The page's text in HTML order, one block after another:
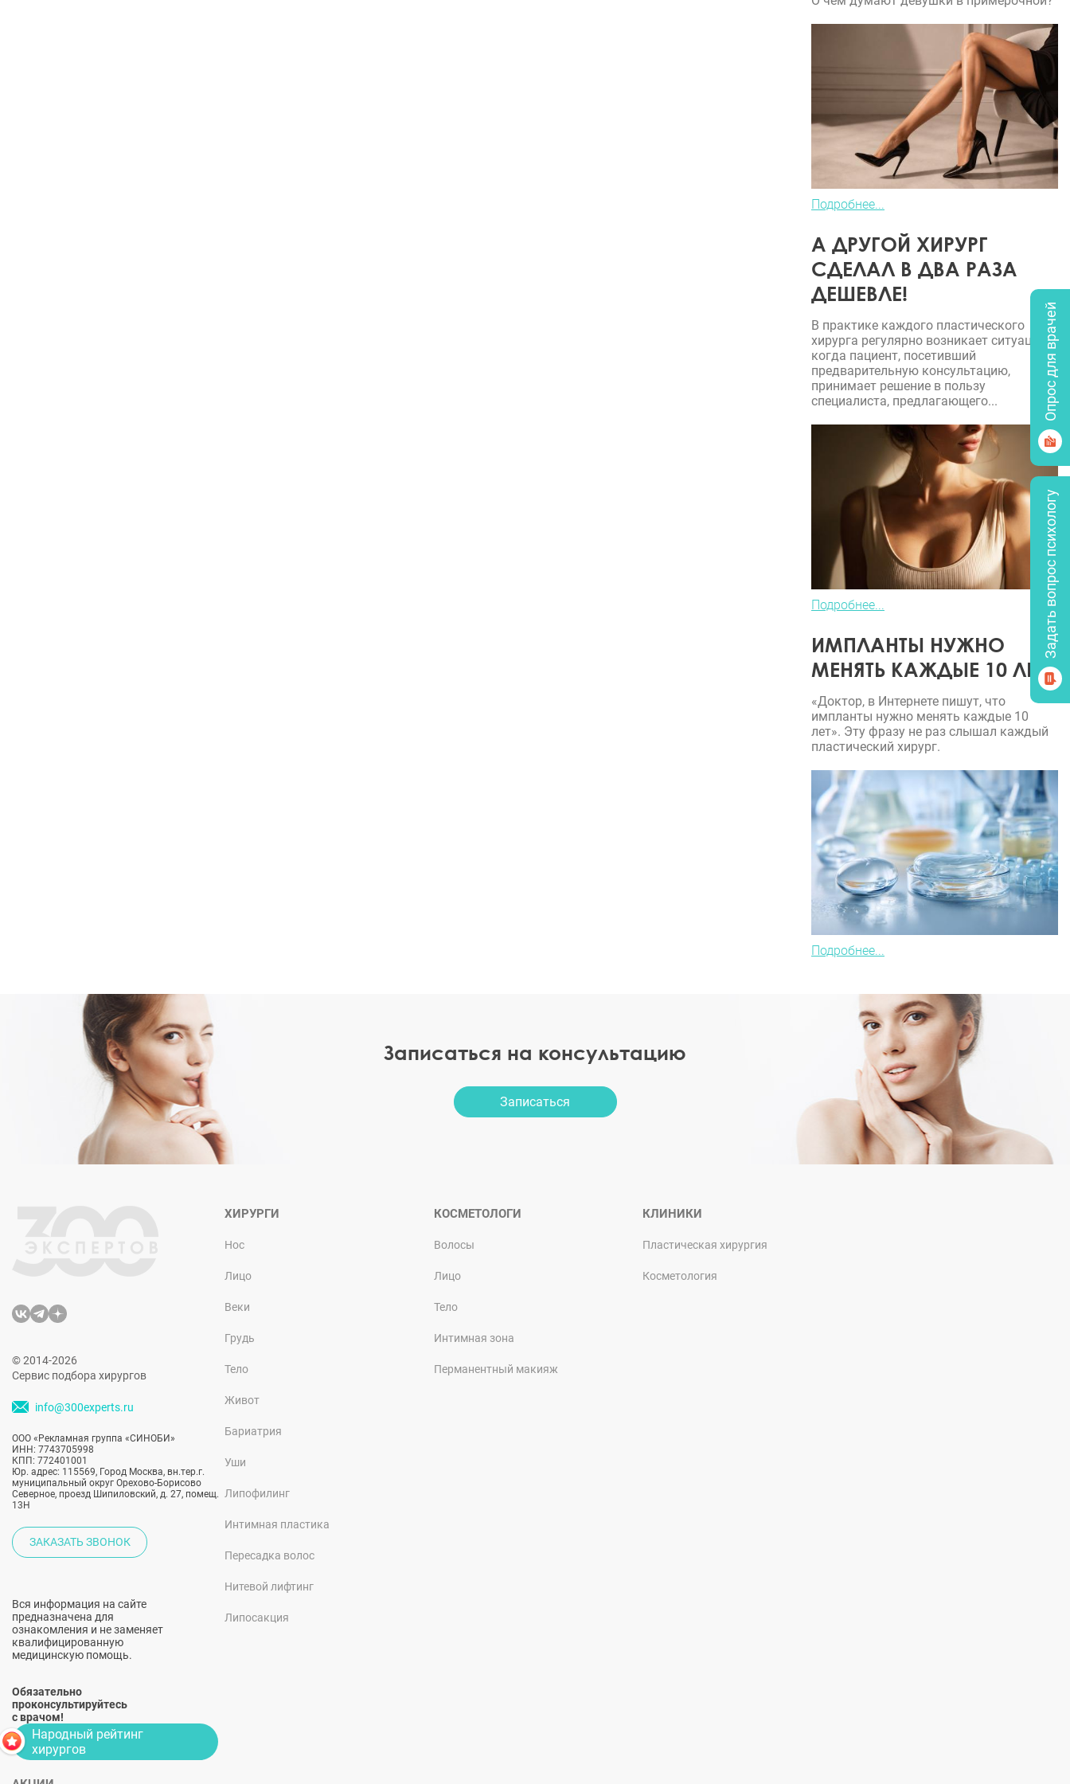
Подробнее...
А ДРУГОЙ ХИРУРГ
СДЕЛАЛ В ДВА РАЗА
ДЕШЕВЛЕ!
В практике каждого пластического
хирурга регулярно возникает ситуация,
когда пациент, посетивший
предварительную консультацию,
принимает решение в пользу
специалиста, предлагающего...
Подробнее...
ИМПЛАНТЫ НУЖНО
МЕНЯТЬ КАЖДЫЕ 10 ЛЕТ?
«Доктор, в Интернете пишут, что
импланты нужно менять каждые 10
лет». Эту фразу не раз слышал каждый
пластический хирург.
Подробнее...
Записаться на консультацию
Записаться
© 2014-2026
Сервис подбора хирургов
info@300experts.ru
ООО «Рекламная группа «СИНОБИ»
ИНН: 7743705998
КПП: 772401001
Юр. адрес: 115569, Город Москва, вн.тер.г.
муниципальный округ Орехово-Борисово
Северное, проезд Шипиловский, д. 27, помещ.
13Н
ЗАКАЗАТЬ ЗВОНОК
Вся информация на сайте
предназначена для
ознакомления и не заменяет
квалифицированную
медицинскую помощь.
Обязательно
проконсультируйтесь
с врачом!
ХИРУРГИ
Нос
Лицо
Веки
Грудь
Тело
Живот
Бариатрия
Уши
Липофилинг
Интимная пластика
Пересадка волос
Нитевой лифтинг
Липосакция
КОСМЕТОЛОГИ
Волосы
Лицо
Тело
Интимная зона
Перманентный макияж
КЛИНИКИ
Пластическая хирургия
Косметология
Народный рейтинг
хирургов
Опрос для врачей
Задать вопрос психологу